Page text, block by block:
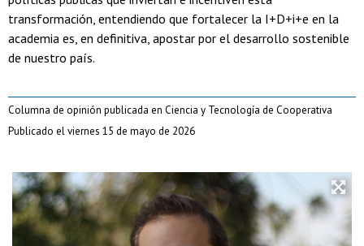
transformación, entendiendo que fortalecer la I+D+i+e en la
academia es, en definitiva, apostar por el desarrollo sostenible
de nuestro país.
Columna de opinión publicada en Ciencia y Tecnología de Cooperativa
Publicado el viernes 15 de mayo de 2026